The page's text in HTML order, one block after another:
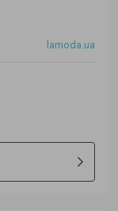
lamoda.ua